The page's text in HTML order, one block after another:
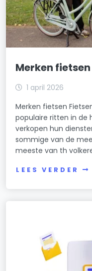
Merken
1 april 2026
Merken fietsen
populaire ritten in de
verkopen hun
sommige van de
meeste van th
LEES VERDER